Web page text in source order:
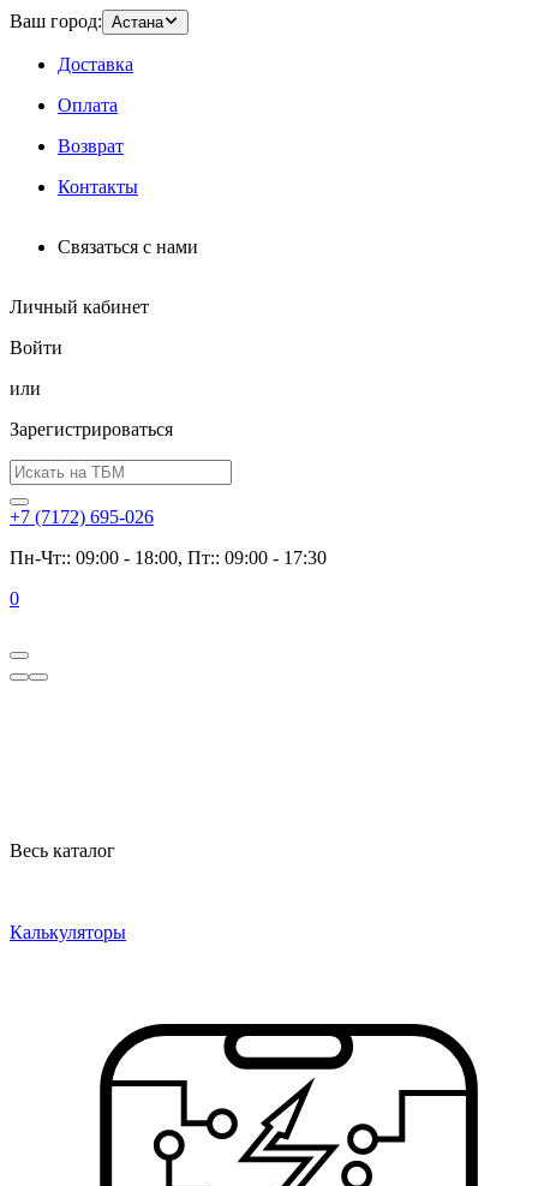
Ваш город: Астана
Доставка
Оплата
Возврат
Контакты
Связаться с нами
Личный кабинет
Войти
или
Зарегистрироваться
+7 (7172) 695-026
Пн-Чт:: 09:00 - 18:00, Пт:: 09:00 - 17:30
0
Весь каталог
Калькуляторы